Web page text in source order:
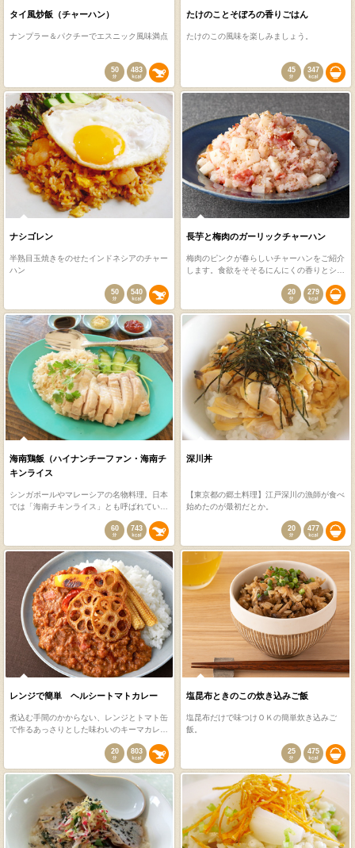
タイ風炒飯（チャーハン）
ナンプラー＆パクチーでエスニック風味満点
50 483
たけのことそぼろの香りごはん
たけのこの風味を楽しみましょう。
45 347
ナシゴレン
半熟目玉焼きをのせたインドネシアのチャー
ハン
50 540
長芋と梅肉のガーリックチャーハン
梅肉のピンクが春らしいチャーハンをご紹介
します。食欲をそそるにんにくの香りとシ…
20 279
海南鶏飯（ハイナンチーファン・海南チ
キンライス
シンガポールやマレーシアの名物料理。日本
では「海南チキンライス」とも呼ばれてい…
60 743
深川丼
【東京都の郷土料理】江戸深川の漁師が食べ
始めたのが最初だとか。
20 477
レンジで簡単 ヘルシートマトカレー
煮込む手間のかからない、レンジとトマト缶
で作るあっさりとした味わいのキーマカレ…
20 803
塩昆布ときのこの炊き込みご飯
塩昆布だけで味つけＯＫの簡単炊き込みご
飯。
25 475